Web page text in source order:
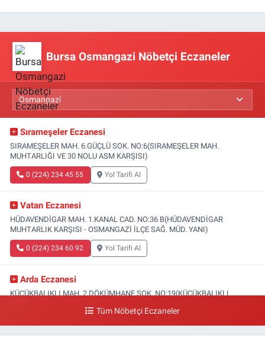
Bursa Osmangazi Nöbetçi Eczaneler
Sırameşeler Eczanesi
SIRAMEŞELER MAH. 6.GÜÇLÜ SOK. NO:6(SIRAMEŞELER MAH.
MUHTARLIĞI VE 30 NOLU ASM KARŞISI)
0 (224) 234 45 55 Yol Tarifi Al
Vatan Eczanesi
HÜDAVENDİGAR MAH. 1.KANAL CAD. NO:36 B(HÜDAVENDİGAR
MUHTARLIK KARŞISI - OSMANGAZİ İLÇE SAĞ. MÜD. YANI)
0 (224) 234 60 92 Yol Tarifi Al
Arda Eczanesi
KÜÇÜKBALIKLI MAH. 2.DÖKÜMHANE SOK. NO:19(KÜÇÜKBALIKLI
Tüm Nöbetçi Eczaneler